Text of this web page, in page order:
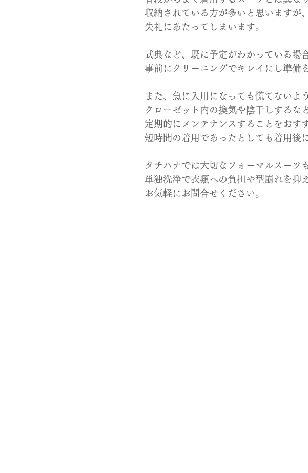
収納されている方が多いと思いますが
失礼にあたってしまいます。
式典など、既に予定がわかっている場
事前にクリーニングでキレイにし準備
また、急に入用になっても慌てないよ
クローゼット内の換気や陰干しするなど
定期的にメンテナンスすることをおす
短時間の着用であったとしても着用後
タチハナでは大切なフォーマルスーツ
単独洗浄で衣類への負担や型崩れを抑
お気軽にお問合せください。